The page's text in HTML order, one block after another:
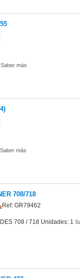
Saber más
Saber más
708/718
Ref: GR79462
708 / 718 Unidades: 1